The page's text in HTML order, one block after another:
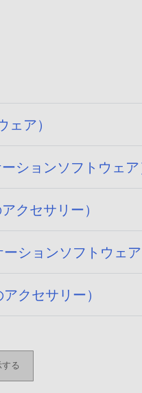
ア）
ションソフトウェ
クセサリー）
ションソフトウェ
クセサリー）
る